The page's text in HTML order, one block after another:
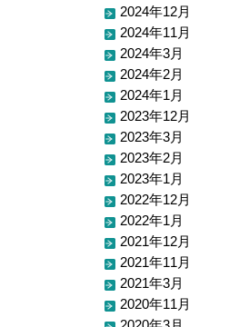
2024年12月
2024年11月
2024年3月
2024年2月
2024年1月
2023年12月
2023年3月
2023年2月
2023年1月
2022年12月
2022年1月
2021年12月
2021年11月
2021年3月
2020年11月